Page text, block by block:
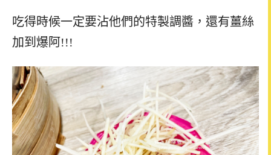
吃得時候一定要沾他們的特製調醬，還有薑絲
加到爆阿!!!